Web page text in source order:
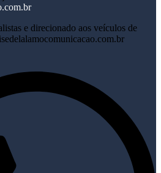
e direcionado aos veículos de